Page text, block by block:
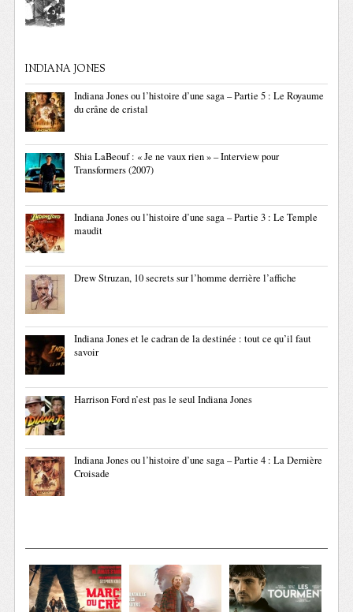
INDIANA JONES
Indiana Jones ou l’histoire d’une saga – Partie 5 : Le Royaume
du crâne de cristal
Shia LaBeouf : « Je ne vaux rien » – Interview pour
Transformers (2007)
Indiana Jones ou l’histoire d’une saga – Partie 3 : Le Temple
maudit
Drew Struzan, 10 secrets sur l’homme derrière l’affiche
Indiana Jones et le cadran de la destinée : tout ce qu’il faut
savoir
Harrison Ford n’est pas le seul Indiana Jones
Indiana Jones ou l’histoire d’une saga – Partie 4 : La Dernière
Croisade